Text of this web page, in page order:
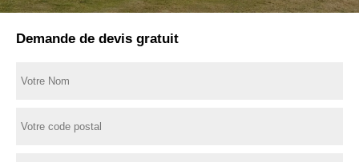
Demande de devis gratuit